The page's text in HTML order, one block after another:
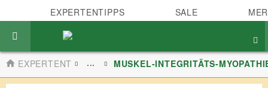
EXPERTENTIPPS SALE
EXPERTENTIPPS... MUSKEL-INTEGRITÄTS-